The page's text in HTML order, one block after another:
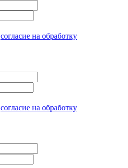
согласие на обработку
согласие на обработку